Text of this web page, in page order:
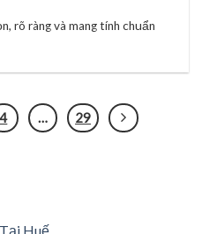
rõ ràng và mang tính chuẩn
4 … 29
Huế